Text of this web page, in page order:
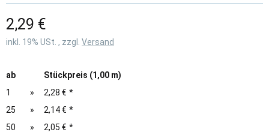
2,29 €
inkl. 19% USt. , zzgl. Versand
ab
Stückpreis (1,00 m)
1
» 2,28 € *
25
» 2,14 € *
50
» 2,05 € *